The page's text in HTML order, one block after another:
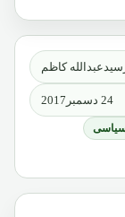
کاظم
24 دسمبر2017
سیاسی